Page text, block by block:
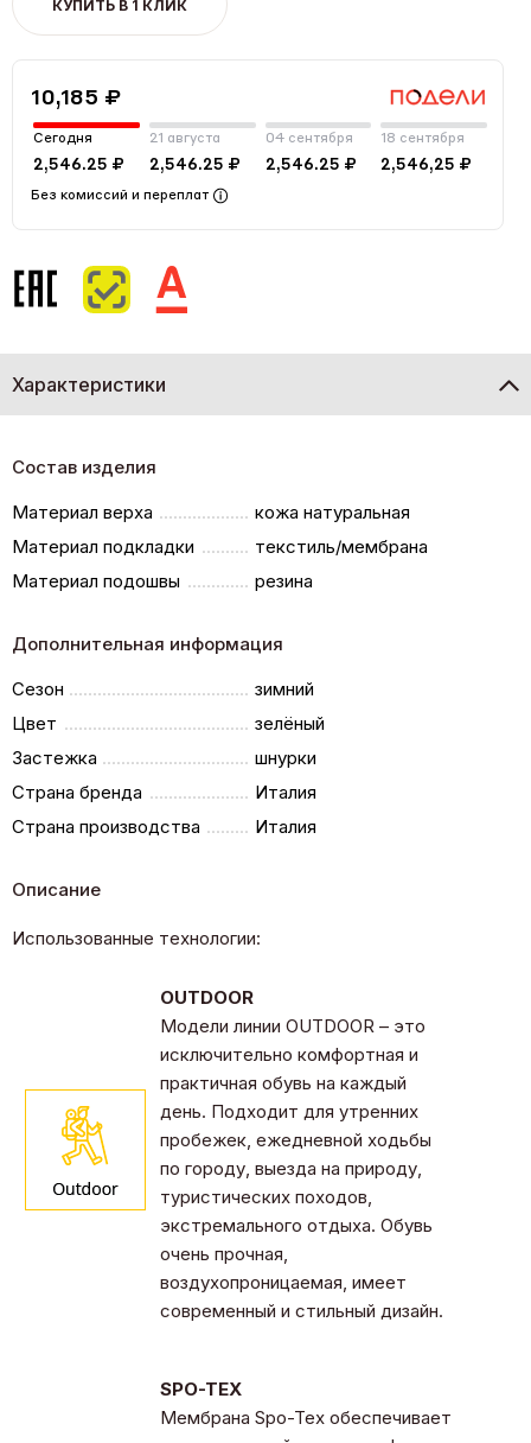
КУПИТЬ В 1 КЛИК
10,185 ₽
Сегодня
2,546.25 ₽
21 августа
2,546.25 ₽
04 сентября
2,546.25 ₽
18 сентября
2,546,25 ₽
Без комиссий и переплат
Характеристики
Состав изделия
Материал верха
кожа натуральная
Материал подкладки
текстиль/мембрана
Материал подошвы
резина
Дополнительная информация
Сезон
зимний
Цвет
зелёный
Застежка
шнурки
Страна бренда
Италия
Страна производства
Италия
Описание
Использованные технологии:
OUTDOOR
Модели линии OUTDOOR – это
исключительно комфортная и
практичная обувь на каждый
день. Подходит для утренних
пробежек, ежедневной ходьбы
по городу, выезда на природу,
туристических походов,
экстремального отдыха. Обувь
очень прочная,
воздухопроницаемая, имеет
современный и стильный дизайн.
SPO-TEX
Мембрана Spo-Tex обеспечивает